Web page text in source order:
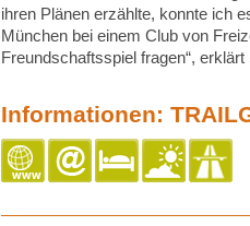
ihren Plänen erzählte, konnte ich
München bei einem Club von
Freundschaftsspiel fragen“,
Informationen: